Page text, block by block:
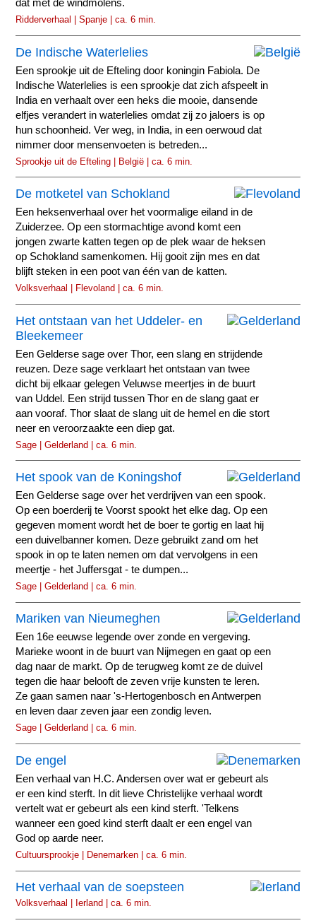
dat met de windmolens.
Ridderverhaal | Spanje | ca. 6 min.
De Indische Waterlelies
Een sprookje uit de Efteling door koningin Fabiola. De
Indische Waterlelies is een sprookje dat zich afspeelt in
India en verhaalt over een heks die mooie, dansende
elfjes verandert in waterlelies omdat zij zo jaloers is op
hun schoonheid. Ver weg, in India, in een oerwoud dat
nimmer door mensenvoeten is betreden...
Sprookje uit de Efteling | België | ca. 6 min.
De motketel van Schokland
Een heksenverhaal over het voormalige eiland in de
Zuiderzee. Op een stormachtige avond komt een
jongen zwarte katten tegen op de plek waar de heksen
op Schokland samenkomen. Hij gooit zijn mes en dat
blijft steken in een poot van één van de katten.
Volksverhaal | Flevoland | ca. 6 min.
Het ontstaan van het Uddeler- en
Bleekemeer
Een Gelderse sage over Thor, een slang en strijdende
reuzen. Deze sage verklaart het ontstaan van twee
dicht bij elkaar gelegen Veluwse meertjes in de buurt
van Uddel. Een strijd tussen Thor en de slang gaat er
aan vooraf. Thor slaat de slang uit de hemel en die stort
neer en veroorzaakte een diep gat.
Sage | Gelderland | ca. 6 min.
Het spook van de Koningshof
Een Gelderse sage over het verdrijven van een spook.
Op een boerderij te Voorst spookt het elke dag. Op een
gegeven moment wordt het de boer te gortig en laat hij
een duivelbanner komen. Deze gebruikt zand om het
spook in op te laten nemen om dat vervolgens in een
meertje - het Juffersgat - te dumpen...
Sage | Gelderland | ca. 6 min.
Mariken van Nieumeghen
Een 16e eeuwse legende over zonde en vergeving.
Marieke woont in de buurt van Nijmegen en gaat op een
dag naar de markt. Op de terugweg komt ze de duivel
tegen die haar belooft de zeven vrije kunsten te leren.
Ze gaan samen naar 's-Hertogenbosch en Antwerpen
en leven daar zeven jaar een zondig leven.
Sage | Gelderland | ca. 6 min.
De engel
Een verhaal van H.C. Andersen over wat er gebeurt als
er een kind sterft. In dit lieve Christelijke verhaal wordt
vertelt wat er gebeurt als een kind sterft. 'Telkens
wanneer een goed kind sterft daalt er een engel van
God op aarde neer.
Cultuursprookje | Denemarken | ca. 6 min.
Het verhaal van de soepsteen
Volksverhaal | Ierland | ca. 6 min.